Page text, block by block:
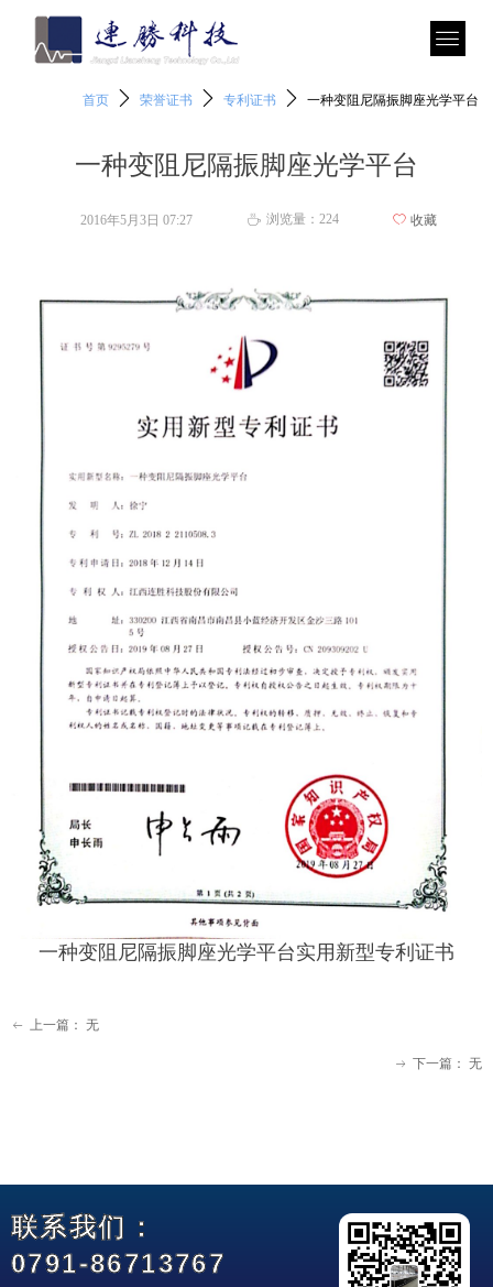
一种变阻尼隔振脚座光学平台
首页 ꄲ 荣誉证书 ꄲ 专利证书 ꄲ 一种变阻尼隔振脚座光学平台
一种变阻尼隔振脚座光学平台实用新型专利证书
2016年5月3日 07:27 ꄘ 浏览量： 224 ꄀ 收藏
ꂃ 上一篇： 无
ꁹ 下一篇： 无
联系我们：
0791-86713767